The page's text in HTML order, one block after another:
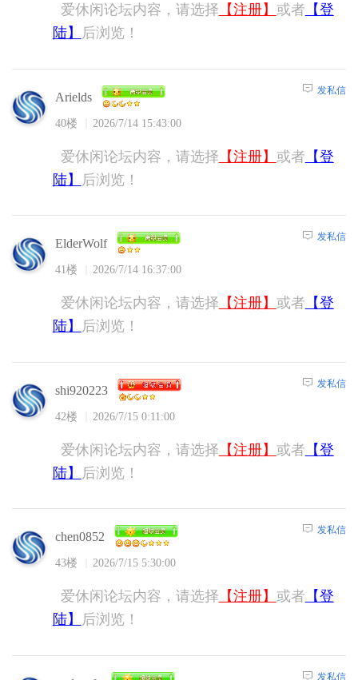
爱休闲论坛内容，请选择 【注册】 或者 【登
陆】
后浏览！
Arields
40楼 2026/7/14 15:43:00
发私信
爱休闲论坛内容，请选择 【注册】 或者 【登
陆】
后浏览！
ElderWolf
41楼 2026/7/14 16:37:00
发私信
爱休闲论坛内容，请选择 【注册】 或者 【登
陆】
后浏览！
shi920223
42楼 2026/7/15 0:11:00
发私信
爱休闲论坛内容，请选择 【注册】 或者 【登
陆】
后浏览！
chen0852
43楼 2026/7/15 5:30:00
发私信
爱休闲论坛内容，请选择 【注册】 或者 【登
陆】
后浏览！
发私信